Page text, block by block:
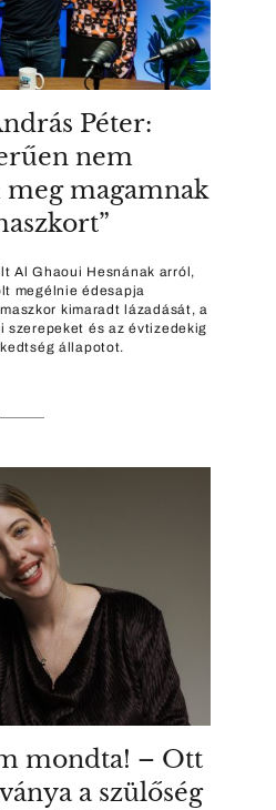
Péter:
nem
magamnak
Al Ghaoui Hesnának arról,
megélnie édesapja
kimaradt lázadását, a
szerepeket és az évtizedekig
állapotot.
mondta! – Ott
a szülőség